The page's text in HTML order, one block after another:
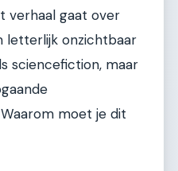
verhaal gaat over
letterlijk onzichtbaar
sciencefiction, maar
moet je dit